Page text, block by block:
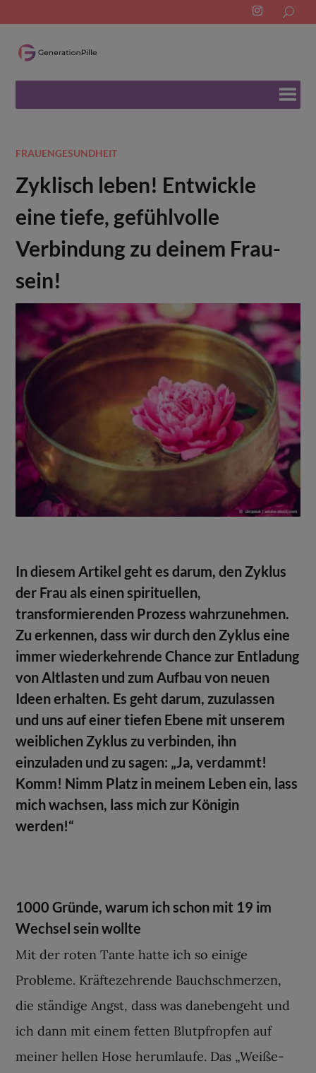
for:
FRAUENGESUNDHEIT
Zyklisch leben! Entwickle
eine tiefe, gefühlvolle
Verbindung zu deinem Frau-
sein!
In diesem Artikel geht es darum, den Zyklus
der Frau als einen spirituellen,
transformierenden Prozess wahrzunehmen.
Zu erkennen, dass wir durch den Zyklus eine
immer wiederkehrende Chance zur Entladung
von Altlasten und zum Aufbau von neuen
Ideen erhalten. Es geht darum, zuzulassen
und uns auf einer tiefen Ebene mit unserem
weiblichen Zyklus zu verbinden, ihn
einzuladen und zu sagen: „Ja, verdammt!
Komm! Nimm Platz in meinem Leben ein, lass
mich wachsen, lass mich zur Königin
werden!“
1000 Gründe, warum ich schon mit 19 im
Wechsel sein wollte
Mit der roten Tante hatte ich so einige
Probleme. Kräftezehrende Bauchschmerzen,
die ständige Angst, dass was danebengeht und
ich dann mit einem fetten Blutpfropfen auf
meiner hellen Hose herumlaufe. Das „Weiße-